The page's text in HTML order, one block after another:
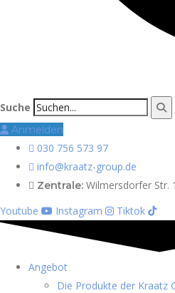
Suche
Anmelden
030 756 573 97
info@kraatz-group.de
Zentrale: Wilmersdorfer Str.
Youtube
Instagram Tiktok
Angebot
Die Produkte der Kraatz